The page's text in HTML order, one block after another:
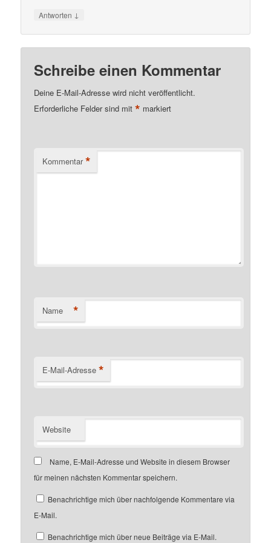
Antworten ↓
Schreibe einen Kommentar
Deine E-Mail-Adresse wird nicht veröffentlicht.
Erforderliche Felder sind mit* markiert
Kommentar *
Name *
E-Mail-Adresse *
Website
Name, E-Mail-Adresse und Website in diesem Browser
für meinen nächsten Kommentar speichern.
Benachrichtige mich über nachfolgende Kommentare via
E-Mail.
Benachrichtige mich über neue Beiträge via E-Mail.